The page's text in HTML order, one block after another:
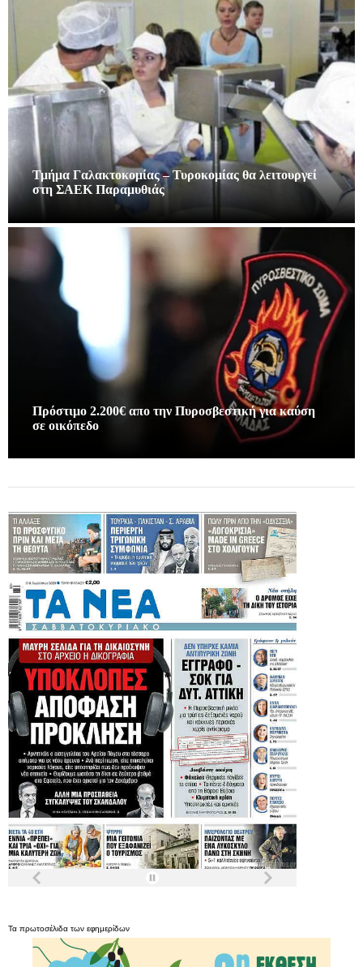
Τμήμα Γαλακτοκομίας – Τυροκομίας θα λειτουργεί
στη ΣΑΕΚ Παραμυθιάς
Πρόστιμο 2.200€ απο την Πυροσβεστική για καύση
σε οικόπεδο
Τα πρωτοσέλιδα των εφημερίδων